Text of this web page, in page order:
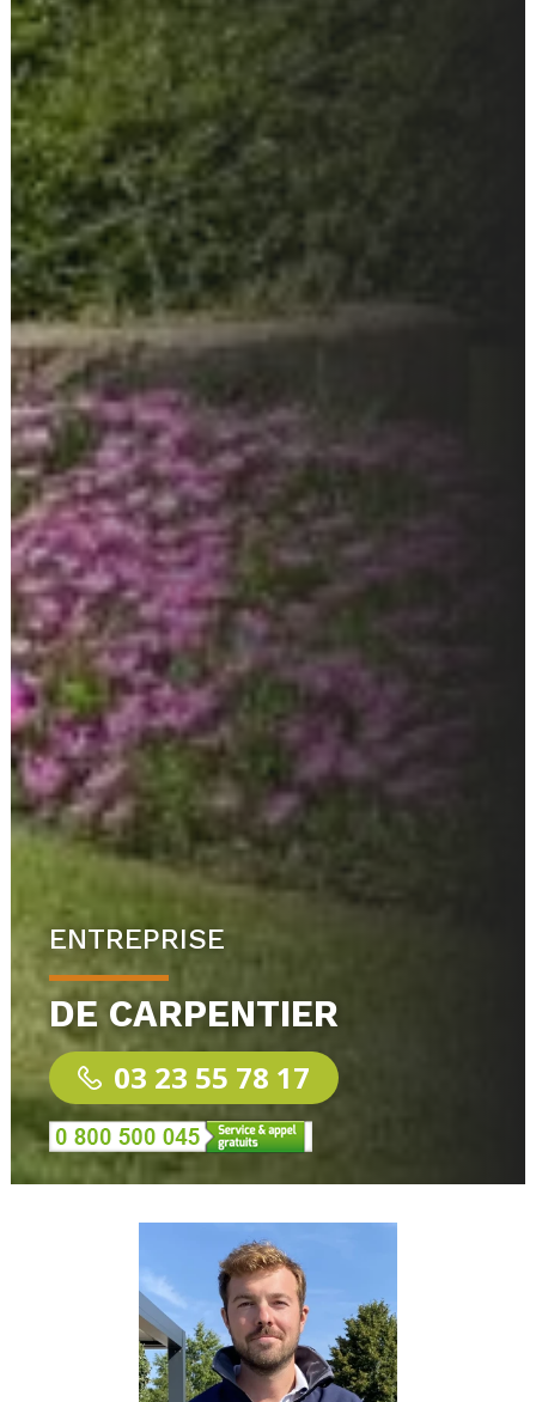
ENTREPRISE
DE CARPENTIER
03 23 55 78 17